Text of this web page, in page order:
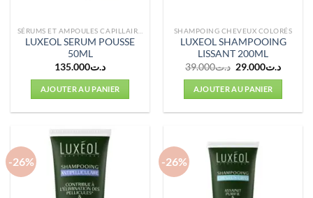
LUXEOL SERUM POUSSE
50ML
د.ت135.000
AJOUTER AU PANIER
SHAMPOING CHEVEUX COLORÉS
LUXEOL SHAMPOOING
LISSANT 200ML
د.ت39.000
Le
initial
était :
د.ت39.000.
د.ت29.000
Le
AJOUTER AU PANIER
-26% -26%